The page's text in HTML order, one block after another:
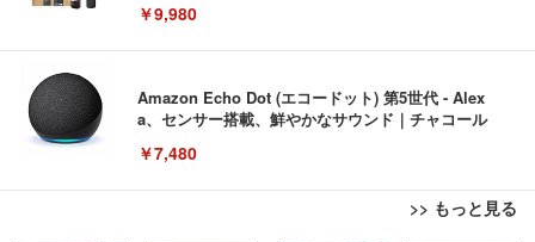
￥9,980
Amazon Echo Dot (エコードット) 第5世代 - Alex
a、センサー搭載、鮮やかなサウンド｜チャコール
￥7,480
>> もっと見る